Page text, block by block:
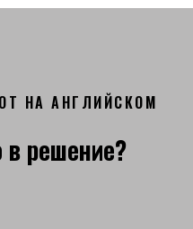
НА АНГЛИЙСКОМ
решение?